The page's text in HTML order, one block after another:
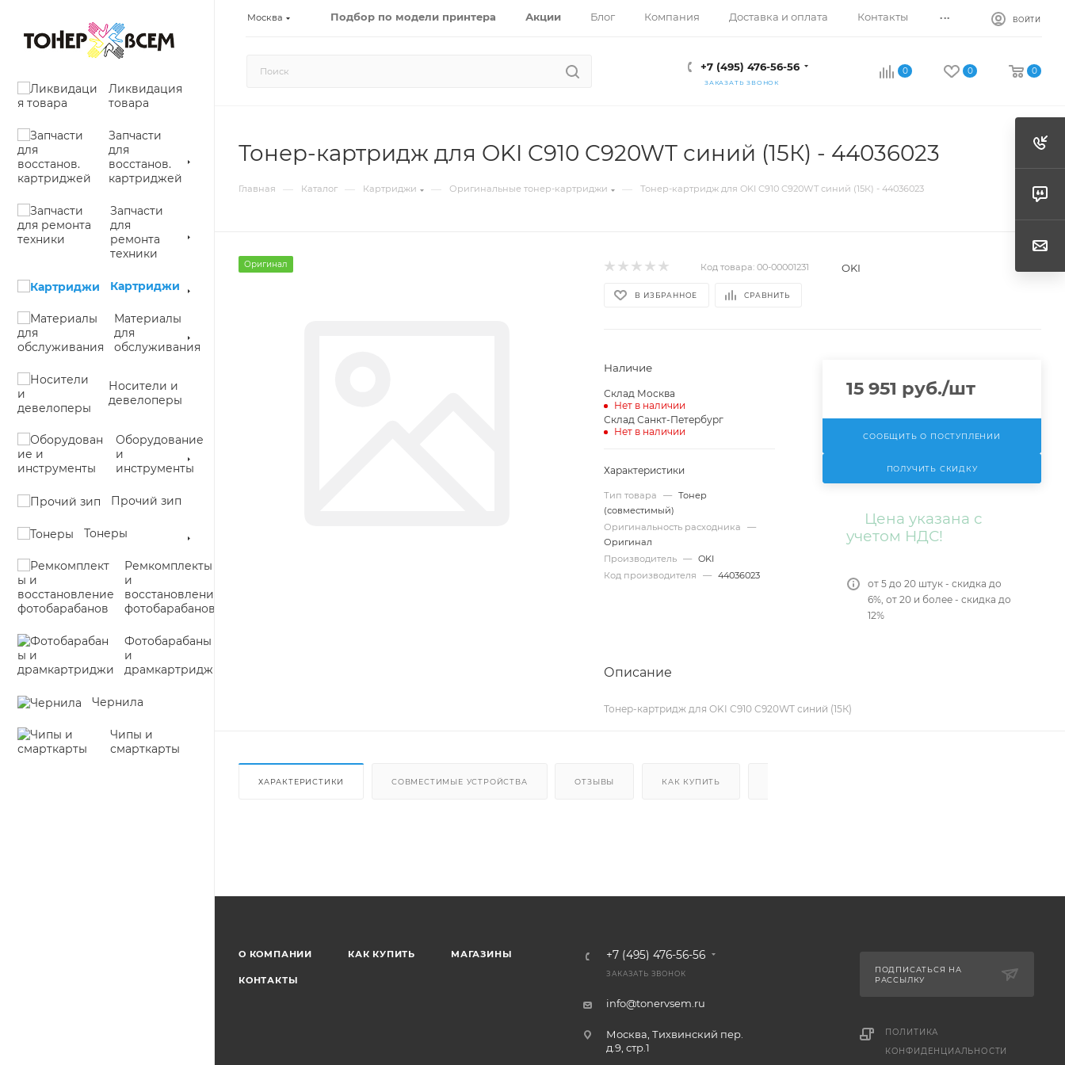
Москва Подбор по модели принтера Акции Блог Компания Доставка и оплата Контакты ... ВОЙТИ
+7 (495) 476-56-56
ЗАКАЗАТЬ ЗВОНОК
0 0 0
Ликвидация
товара
Запчасти
для
восстанов.
картриджей
Запчасти
для
ремонта
техники
Картриджи
Материалы
для
обслуживания
Носители и
девелоперы
Оборудование
и
инструменты
Прочий зип
Тонеры
Ремкомплекты
и
восстановление
фотобарабанов
Фотобарабаны
и
драмкартриджи
Чернила
Чипы и
смарткарты
Тонер-картридж для OKI C910 C920WT синий (15К) - 44036023
Главная — Каталог — Картриджи — Оригинальные тонер-картриджи — Тонер-картридж для OKI C910 C920WT синий (15К) - 44036023
Оригинал Код товара: 00-00001231 OKI
В ИЗБРАННОЕ СРАВНИТЬ
Наличие
Склад Москва
Нет в наличии
Склад Санкт-Петербург
Нет в наличии
Характеристики
Тип товара —
Тонер
(совместимый)
Оригинальность расходника
—
Оригинал
Производитель
—
OKI
Код производителя
— 44036023
15 951 руб./шт
СООБЩИТЬ О ПОСТУПЛЕНИИ
ПОЛУЧИТЬ СКИДКУ
Цена указана с
учетом НДС!
от 5 до 20 штук - скидка до
6%, от 20 и более - скидка до
12%
Описание
Тонер-картридж для OKI C910 C920WT синий (15К)
ХАРАКТЕРИСТИКИ СОВМЕСТИМЫЕ УСТРОЙСТВА ОТЗЫВЫ КАК КУПИТЬ
О КОМПАНИИ КАК КУПИТЬ МАГАЗИНЫ
КОНТАКТЫ
+7 (495) 476-56-56
ЗАКАЗАТЬ ЗВОНОК
info@tonervsem.ru
Москва, Тихвинский пер.
д.9, стр.1
ПОДПИСАТЬСЯ НА
РАССЫЛКУ
ПОЛИТИКА
КОНФИДЕНЦИАЛЬНОСТИ